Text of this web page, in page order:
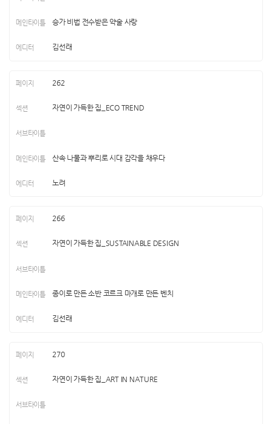
승가 비법 전수받은 약술 사랑
김선래
262
자연이 가득한 집_ECO TREND
산속 나물과 뿌리로 시대 감각을 채우다
노려
266
자연이 가득한 집_SUSTAINABLE DESIGN
종이로 만든 소반 코르크 마개로 만든 벤치
김선래
270
자연이 가득한 집_ART IN NATURE